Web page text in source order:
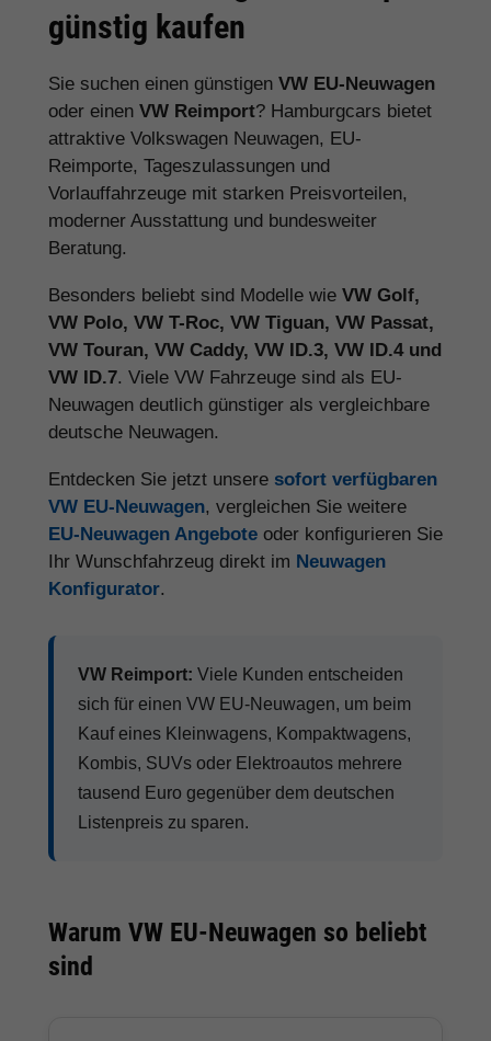
günstig kaufen
Sie suchen einen günstigen VW EU-Neuwagen
oder einen VW Reimport? Hamburgcars bietet
attraktive Volkswagen Neuwagen, EU-
Reimporte, Tageszulassungen und
Vorlauffahrzeuge mit starken Preisvorteilen,
moderner Ausstattung und bundesweiter
Beratung.
Besonders beliebt sind Modelle wie VW Golf,
VW Polo, VW T-Roc, VW Tiguan, VW Passat,
VW Touran, VW Caddy, VW ID.3, VW ID.4 und
VW ID.7. Viele VW Fahrzeuge sind als EU-
Neuwagen deutlich günstiger als vergleichbare
deutsche Neuwagen.
Entdecken Sie jetzt unsere sofort verfügbaren
VW EU-Neuwagen, vergleichen Sie weitere
EU-Neuwagen Angebote oder konfigurieren Sie
Ihr Wunschfahrzeug direkt im Neuwagen
Konfigurator.
VW Reimport: Viele Kunden entscheiden
sich für einen VW EU-Neuwagen, um beim
Kauf eines Kleinwagens, Kompaktwagens,
Kombis, SUVs oder Elektroautos mehrere
tausend Euro gegenüber dem deutschen
Listenpreis zu sparen.
Warum VW EU-Neuwagen so beliebt
sind